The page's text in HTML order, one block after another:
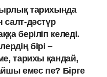
тарихында
салт-дәстүр
беріліп келеді.
бірі –
тарихы қандай,
емес пе? Бірге